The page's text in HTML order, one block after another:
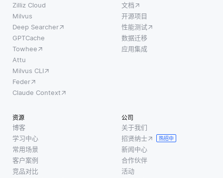
Zilliz Cloud
Milvus
Deep Searcher
GPTCache
Towhee
Attu
Milvus CLI
Feder
Claude Context
文档
开源项目
性能测试
数据迁移
应用集成
资源
博客
学习中心
常用场景
客户案例
竞品对比
公司
关于我们
招贤纳士
热招中
新闻中心
合作伙伴
活动